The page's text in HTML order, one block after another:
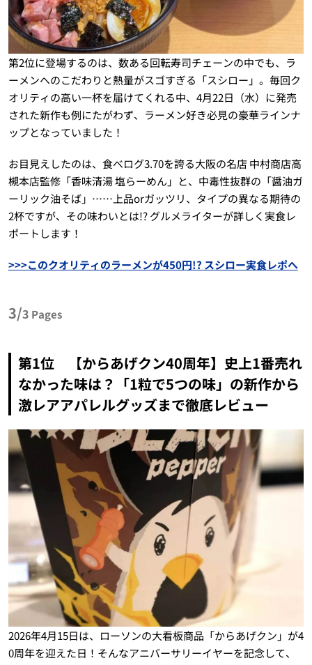
第2位に登場するのは、数ある回転寿司チェーンの中でも、ラ
ーメンへのこだわりと熱量がスゴすぎる「スシロー」。毎回ク
オリティの高い一杯を届けてくれる中、4月22日（水）に発売
された新作も例にたがわず、ラーメン好き必見の豪華ラインナ
ップとなっていました！
お目見えしたのは、食べログ3.70を誇る大阪の名店 中村商店高
槻本店監修「香味清湯 塩らーめん」と、中毒性抜群の「醤油ガ
ーリック油そば」……上品orガッツリ、タイプの異なる期待の
2杯ですが、その味わいとは!? グルメライターが詳しく実食レ
ポートします！
>>>このクオリティのラーメンが450円!? スシロー実食レポへ
3/3 Pages
第1位 【からあげクン40周年】史上1番売れ
なかった味は？「1粒で5つの味」の新作から
激レアアパレルグッズまで徹底レビュー
2026年4月15日は、ローソンの大看板商品「からあげクン」が4
0周年を迎えた日！そんなアニバーサリーイヤーを記念して、